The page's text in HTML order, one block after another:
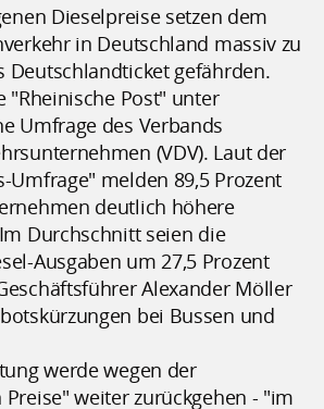
Dieselpreise setzen dem
in Deutschland massiv zu
Deutschlandticket gefährden.
"Rheinische Post" unter
Umfrage des Verbands
(VDV). Laut der
Umfrage" melden 89,5 Prozent
deutlich höhere
Durchschnitt seien die
Ausgaben um 27,5 Prozent
Alexander Möller
bei Bussen und
werde wegen der
weiter zurückgehen - "im